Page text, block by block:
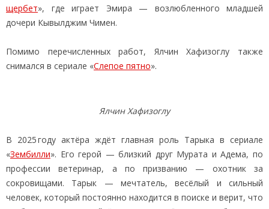
щербет», где играет Эмира — возлюбленного младшей
дочери Кывылджим Чимен.
Помимо перечисленных работ, Ялчин Хафизоглу также
снимался в сериале «Слепое пятно».
Ялчин Хафизоглу
В 2025 году актёра ждёт главная роль Тарыка в сериале
«Зембилли». Его герой — близкий друг Мурата и Адема, по
профессии ветеринар, а по призванию — охотник за
сокровищами. Тарык — мечтатель, весёлый и сильный
человек, который постоянно находится в поиске и верит, что